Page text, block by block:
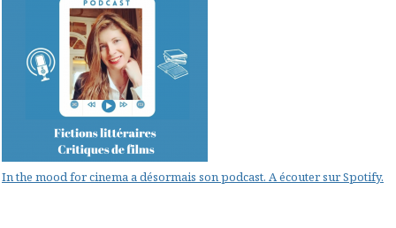
In the mood for cinema a désormais son podcast. A écouter sur Spotify.